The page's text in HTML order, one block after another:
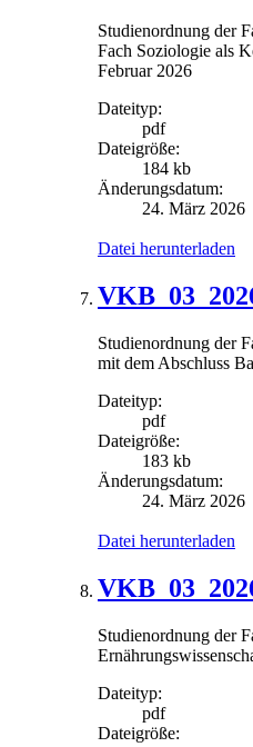
Studienordnung der
Fach Soziologie als
Februar 2026
Dateityp:
pdf
Dateigröße:
184 kb
Änderungsdatum:
24. März 2026
Datei herunterladen
Studienordnung der
mit dem Abschluss
Dateityp:
pdf
Dateigröße:
183 kb
Änderungsdatum:
24. März 2026
Datei herunterladen
Studienordnung der
Dateityp:
pdf
Dateigröße: